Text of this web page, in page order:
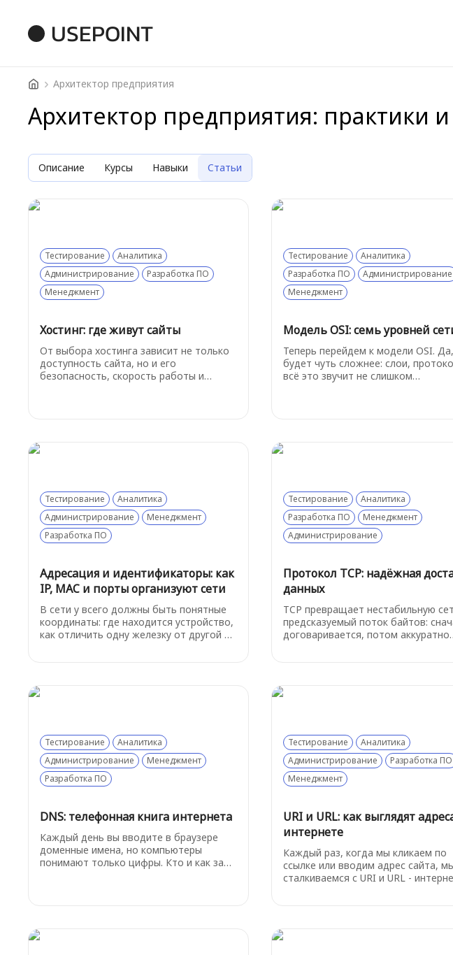
USEPOINT
Архитектор предприятия
Архитектор предприятия: практики
Описание Курсы Навыки Статьи
Тестирование
Аналитика
Администрирование
Разработка ПО
Менеджмент
Хостинг: где живут сайты
От выбора хостинга зависит не только
доступность сайта, но и его
безопасность, скорость работы и
Тестирование
Аналитика
Разработка ПО
Администрирование
Менеджмент
Модель OSI: семь уровней
Теперь перейдем к модели OSI. Да,
будет чуть сложнее: слои,
всё это звучит не слишком
Тестирование
Аналитика
Администрирование
Менеджмент
Разработка ПО
Адресация и идентификаторы: как
IP, MAC и порты организуют сети
В сети у всего должны быть понятные
координаты: где находится устройство,
как отличить одну железку от другой и
Тестирование
Аналитика
Разработка ПО
Менеджмент
Администрирование
Протокол TCP: надёжная
данных
TCP превращает нестабильную
предсказуемый поток байтов:
договаривается, потом аккуратно
Тестирование
Аналитика
Администрирование
Менеджмент
Разработка ПО
DNS: телефонная книга интернета
Каждый день вы вводите в браузере
доменные имена, но компьютеры
понимают только цифры. Кто и как за
Тестирование
Аналитика
Администрирование
Разработка ПО
Менеджмент
URI и URL: как выглядят
интернете
Каждый раз, когда мы кликаем по
ссылке или вводим адрес сайта,
сталкиваемся с URI и URL -